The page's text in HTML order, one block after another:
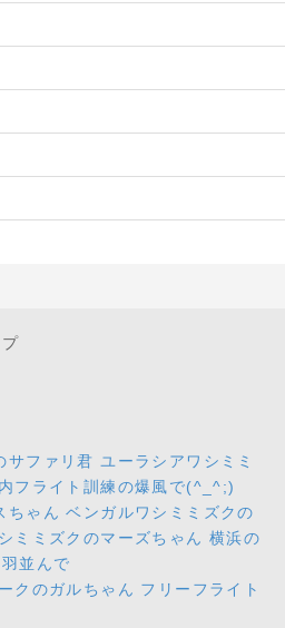
プ
ファリ君 ユーラシアワシミミ
フライト訓練の爆風で(^_^;)
ちゃん ベンガルワシミミズクの
ミミズクのマーズちゃん 横浜の
並んで
クのガルちゃん フリーフライト